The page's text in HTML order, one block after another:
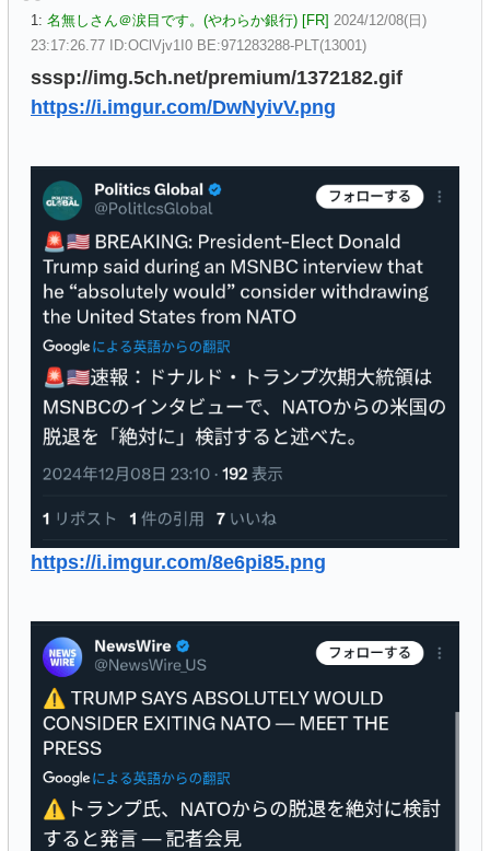
1: 名無しさん＠涙目です。(やわらか銀行) [FR] 2024/12/08(日)
23:17:26.77 ID:OClVjv1I0 BE:971283288-PLT(13001)
sssp://img.5ch.net/premium/1372182.gif
https://i.imgur.com/DwNyivV.png
https://i.imgur.com/8e6pi85.png